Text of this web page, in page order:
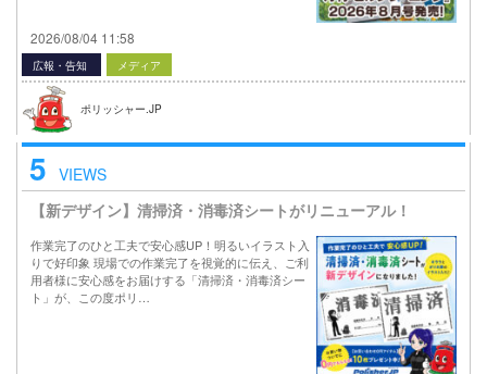
2026/08/04 11:58
広報・告知 メディア
ポリッシャー.JP
5 VIEWS
【新デザイン】清掃済・消毒済シートがリニューアル！
作業完了のひと工夫で安心感UP！明るいイラスト入
りで好印象 現場での作業完了を視覚的に伝え、ご利
用者様に安心感をお届けする「清掃済・消毒済シー
ト」が、この度ポリ…